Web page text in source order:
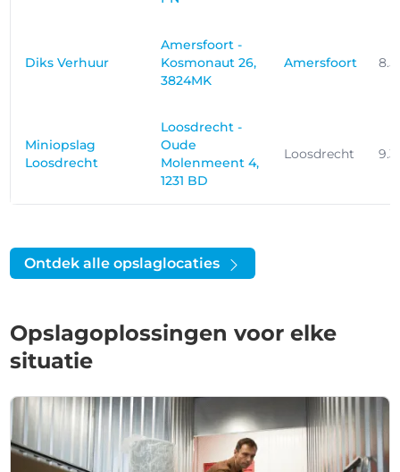
Diks Verhuur
Amersfoort -
Kosmonaut 26,
3824MK
Amersfoort
Miniopslag
Loosdrecht
Loosdrecht -
Oude
Molenmeent 4,
1231 BD
Loosdrecht
Ontdek alle opslaglocaties
Opslagoplossingen voor elke
situatie